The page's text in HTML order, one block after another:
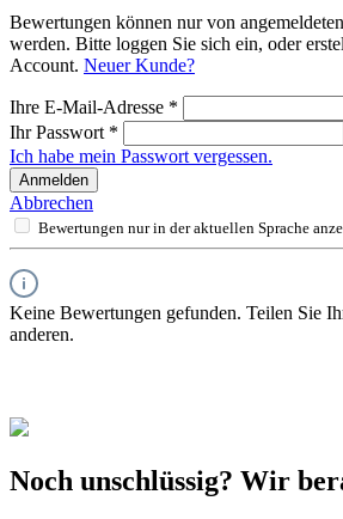
Bewertungen können nur von
werden. Bitte loggen Sie sich ein, oder
Account. Neuer Kunde?
Ihre E-Mail-Adresse *
Ihr Passwort *
Ich habe mein Passwort vergessen.
Anmelden
Abbrechen
Bewertungen nur in der aktuellen Sprache
Keine Bewertungen gefunden. Teilen Sie
anderen.
Noch unschlüssig? Wir